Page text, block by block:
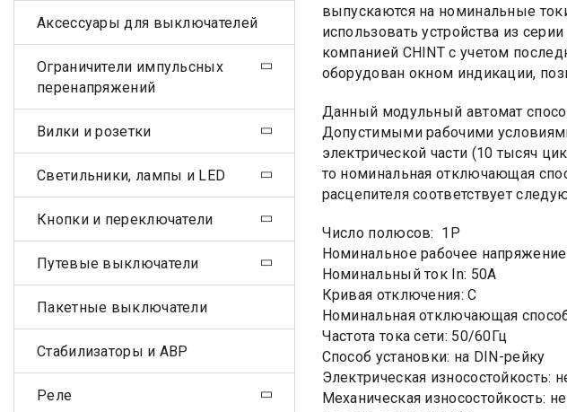
выпускаются на номинальные
использовать устройства из серии
компанией CHINT с учетом
оборудован окном индикации,
Данный модульный автомат
Допустимыми рабочими условиями
электрической части (10 тысяч
то номинальная отключающая
расцепителя соответствует
Число полюсов: 1Р
Номинальное рабочее
Номинальный ток In: 50А
Кривая отключения: C
Номинальная отключающая
Частота тока сети: 50/60Гц
Способ установки: на DIN-рейку
Электрическая износостойкость:
Механическая износостойкость:
Аксессуары для выключателей
Ограничители импульсных
перенапряжений
Вилки и розетки
Светильники, лампы и LED
Кнопки и переключатели
Путевые выключатели
Пакетные выключатели
Стабилизаторы и АВР
Реле